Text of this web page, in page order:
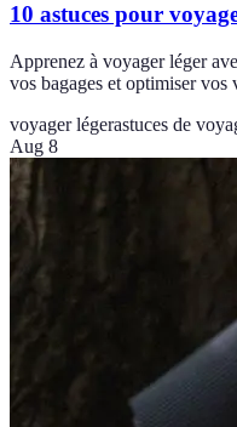
10 astuces pour
Apprenez à voyager léger
vos bagages et optimiser vos
voyager légerastuces de
Aug 8